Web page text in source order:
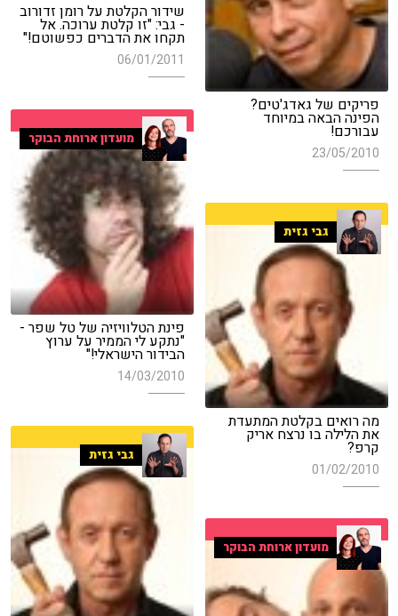
שידור הקלטת על רומן זדורוב
- גבי: "זו קלטת ערוכה. אל
תקחו את הדברים כפשוטם!"
06/01/2011
פריקים של גאדג'טים?
הפינה הבאה במיוחד
עבורכם!
23/05/2010
מועדון ארוחת הבוקר
פינת הטלוויזיה של טל שפר -
"נתקע לי הממיר על ערוץ
הבידור הישראלי!"
14/03/2010
גבי גזית
מה רואים בקלטת המתעדת
את הלילה בו נרצח אריק
קרפ?
01/02/2010
גבי גזית
מועדון ארוחת הבוקר